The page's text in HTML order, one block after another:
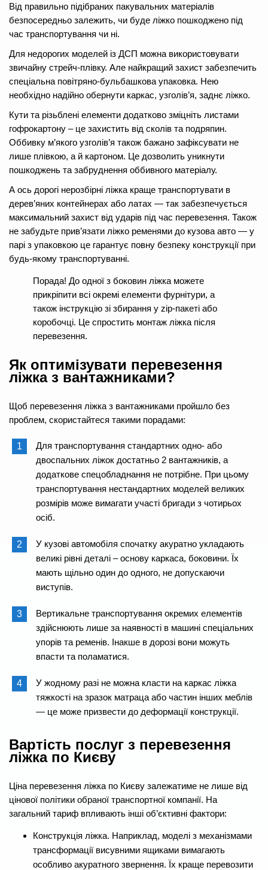
Від правильно підібраних пакувальних матеріалів
безпосередньо залежить, чи буде ліжко пошкоджено під
час транспортування чи ні.
Для недорогих моделей із ДСП можна використовувати
звичайну стрейч-плівку. Але найкращий захист забезпечить
спеціальна повітряно-бульбашкова упаковка. Нею
необхідно надійно обернути каркас, узголів’я, заднє ліжко.
Кути та різьблені елементи додатково зміцніть листами
гофрокартону – це захистить від сколів та подряпин.
Оббивку м’якого узголів’я також бажано зафіксувати не
лише плівкою, а й картоном. Це дозволить уникнути
пошкоджень та забруднення оббивного матеріалу.
А ось дорогі нерозбірні ліжка краще транспортувати в
дерев’яних контейнерах або латах — так забезпечується
максимальний захист від ударів під час перевезення. Також
не забудьте прив’язати ліжко ременями до кузова авто — у
парі з упаковкою це гарантує повну безпеку конструкції при
будь-якому транспортуванні.
Порада! До одної з боковин ліжка можете
прикріпити всі окремі елементи фурнітури, а
також інструкцію зі збирання у zip-пакеті або
коробочці. Це спростить монтаж ліжка після
перевезення.
Як оптимізувати перевезення
ліжка з вантажниками?
Щоб перевезення ліжка з вантажниками пройшло без
проблем, скористайтеся такими порадами:
Для транспортування стандартних одно- або
двоспальних ліжок достатньо 2 вантажників, а
додаткове спецобладнання не потрібне. При цьому
транспортування нестандартних моделей великих
розмірів може вимагати участі бригади з чотирьох
осіб.
У кузові автомобіля спочатку акуратно укладають
великі рівні деталі – основу каркаса, боковини. Їх
мають щільно один до одного, не допускаючи
виступів.
Вертикальне транспортування окремих елементів
здійснюють лише за наявності в машині спеціальних
упорів та ременів. Інакше в дорозі вони можуть
впасти та поламатися.
У жодному разі не можна класти на каркас ліжка
тяжкості на зразок матраца або частин інших меблів
— це може призвести до деформації конструкції.
Вартість послуг з перевезення
ліжка по Києву
Ціна перевезення ліжка по Києву залежатиме не лише від
цінової політики обраної транспортної компанії. На
загальний тариф впливають інші об’єктивні фактори:
Конструкція ліжка. Наприклад, моделі з механізмами
трансформації висувними ящиками вимагають
особливо акуратного звернення. Їх краще перевозити